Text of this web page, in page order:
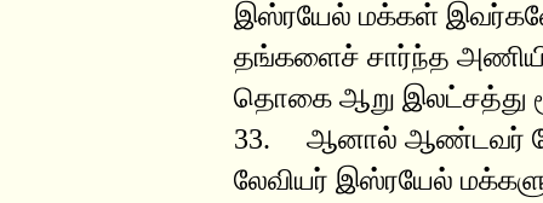
இஸ்ரயேல் மக்கள்
தங்களைச் சார்ந்த
தொகை ஆறு இலட்சத்து
33. ஆனால் ஆண்டவர்
லேவியர் இஸ்ரயேல்